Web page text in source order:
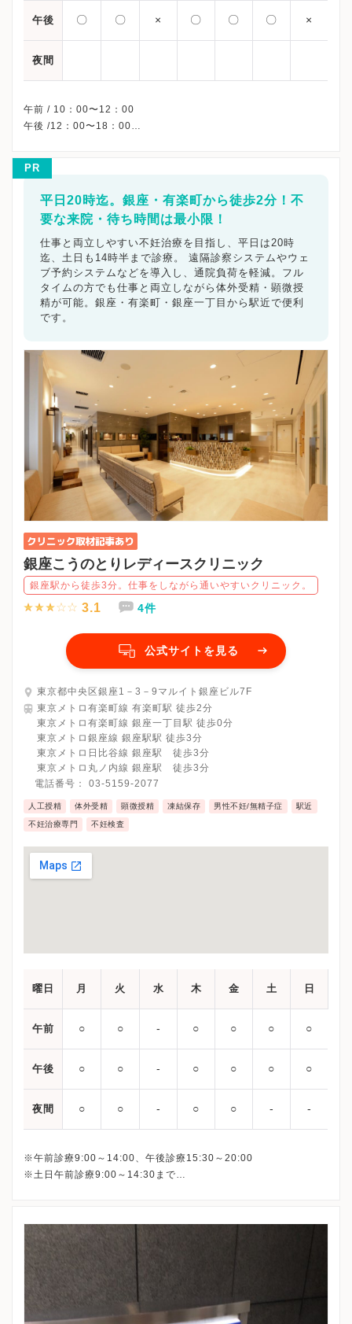
午後 〇 〇 × 〇 〇 〇 ×
夜間
午前 / 10：00〜12：00
午後 /12：00〜18：00
※水曜・祝日・日曜、休診
※詳細はクリニックHPを確認、または直接お問い合わせくださ
PR
平日20時迄。銀座・有楽町から徒歩2分！不
要な来院・待ち時間は最小限！
仕事と両立しやすい不妊治療を目指し、平日は20時
迄、土日も14時半まで診療。 遠隔診察システムやウェ
ブ予約システムなどを導入し、通院負荷を軽減。フル
タイムの方でも仕事と両立しながら体外受精・顕微授
精が可能。銀座・有楽町・銀座一丁目から駅近で便利
です。
銀座こうのとりレディースクリニック
銀座駅から徒歩3分。仕事をしながら通いやすいクリニック。
3.1 4件
公式サイトを見る
東京都中央区銀座1－3－9マルイト銀座ビル7F
東京メトロ有楽町線 有楽町駅 徒歩2分
東京メトロ有楽町線 銀座一丁目駅 徒歩0分
東京メトロ銀座線 銀座駅駅 徒歩3分
東京メトロ日比谷線 銀座駅 徒歩3分
東京メトロ丸ノ内線 銀座駅 徒歩3分
電話番号： 03-5159-2077
人工授精 体外受精 顕微授精 凍結保存 男性不妊/無精子症 駅近
不妊治療専門 不妊検査
曜日 月 火 水 木 金 土 日
午前 ○ ○ ‐ ○ ○ ○ ○
午後 ○ ○ ‐ ○ ○ ○ ○
夜間 ○ ○ ‐ ○ ○ ‐ ‐
※午前診療9:00～14:00、午後診療15:30～20:00
※土日午前診療9:00～14:30まで
平日午後：19:30
土日： 14:00